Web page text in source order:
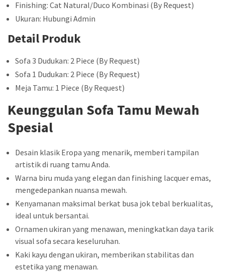
Finishing: Cat Natural/Duco Kombinasi (By Request)
Ukuran: Hubungi Admin
Detail Produk
Sofa 3 Dudukan: 2 Piece (By Request)
Sofa 1 Dudukan: 2 Piece (By Request)
Meja Tamu: 1 Piece (By Request)
Keunggulan Sofa Tamu Mewah
Spesial
Desain klasik Eropa yang menarik, memberi tampilan
artistik di ruang tamu Anda.
Warna biru muda yang elegan dan finishing lacquer emas,
mengedepankan nuansa mewah.
Kenyamanan maksimal berkat busa jok tebal berkualitas,
ideal untuk bersantai.
Ornamen ukiran yang menawan, meningkatkan daya tarik
visual sofa secara keseluruhan.
Kaki kayu dengan ukiran, memberikan stabilitas dan
estetika yang menawan.